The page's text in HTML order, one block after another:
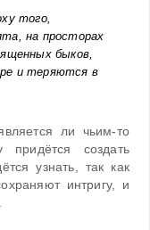
того,
на просторах
быков,
и теряются в
ли чьим-то
создать
узнать, так как
интригу, и